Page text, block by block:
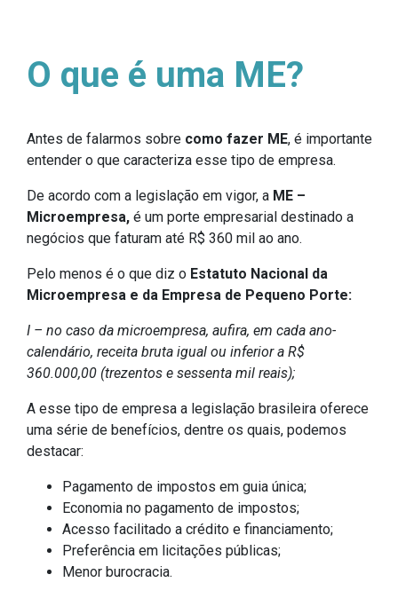
O que é uma ME?
Antes de falarmos sobre como fazer ME, é importante
entender o que caracteriza esse tipo de empresa.
De acordo com a legislação em vigor, a ME –
Microempresa, é um porte empresarial destinado a
negócios que faturam até R$ 360 mil ao ano.
Pelo menos é o que diz o Estatuto Nacional da
Microempresa e da Empresa de Pequeno Porte:
I – no caso da microempresa, aufira, em cada ano-
calendário, receita bruta igual ou inferior a R$
360.000,00 (trezentos e sessenta mil reais);
A esse tipo de empresa a legislação brasileira oferece
uma série de benefícios, dentre os quais, podemos
destacar:
Pagamento de impostos em guia única;
Economia no pagamento de impostos;
Acesso facilitado a crédito e financiamento;
Preferência em licitações públicas;
Menor burocracia.